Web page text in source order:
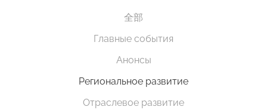
全部
Главные события
Анонсы
Региональное развитие
Отраслевое развитие